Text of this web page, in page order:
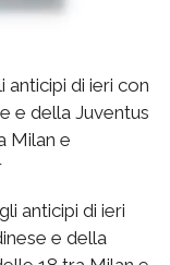
di ieri con
e della Juventus
Milan e
anticipi di ieri
e della